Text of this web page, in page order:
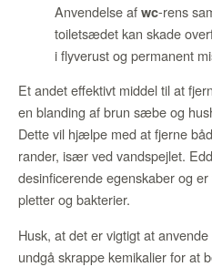
Anvendelse af wc-rens
toiletsædet kan skade
i flyverust og permanent
Et andet effektivt middel til at
en blanding af brun sæbe og
Dette vil hjælpe med at fjerne
rander, især ved vandspejlet.
desinficerende egenskaber og
pletter og bakterier.
Husk, at det er vigtigt at
undgå skrappe kemikalier for at